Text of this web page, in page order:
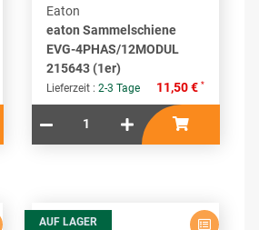
Eaton
eaton Sammelschiene
EVG-4PHAS/12MODUL
215643 (1er)
Lieferzeit : 2-3 Tage 11,50 € *
AUF LAGER